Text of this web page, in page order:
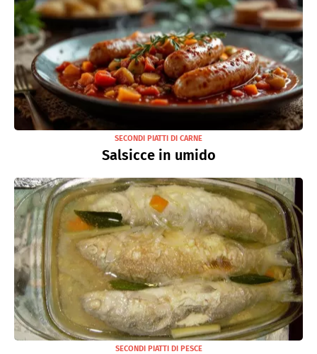
SECONDI PIATTI DI CARNE
Salsicce in umido
SECONDI PIATTI DI PESCE